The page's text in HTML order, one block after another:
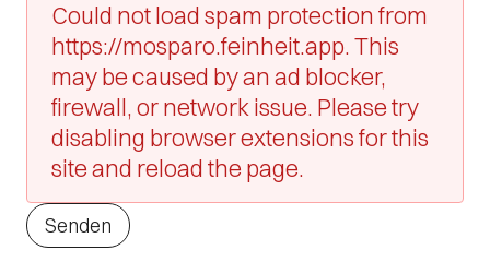
Could not load spam protection from
https://mosparo.feinheit.app. This
may be caused by an ad blocker,
firewall, or network issue. Please try
disabling browser extensions for this
site and reload the page.
Senden